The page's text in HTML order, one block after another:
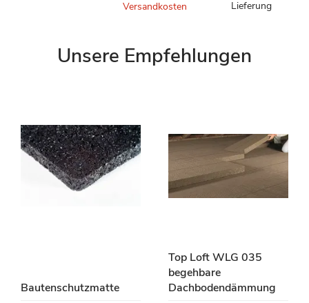
Versandkosten
Lieferung
Unsere Empfehlungen
Bautenschutzmatte
Top Loft WLG 035
begehbare
Dachbodendämmung